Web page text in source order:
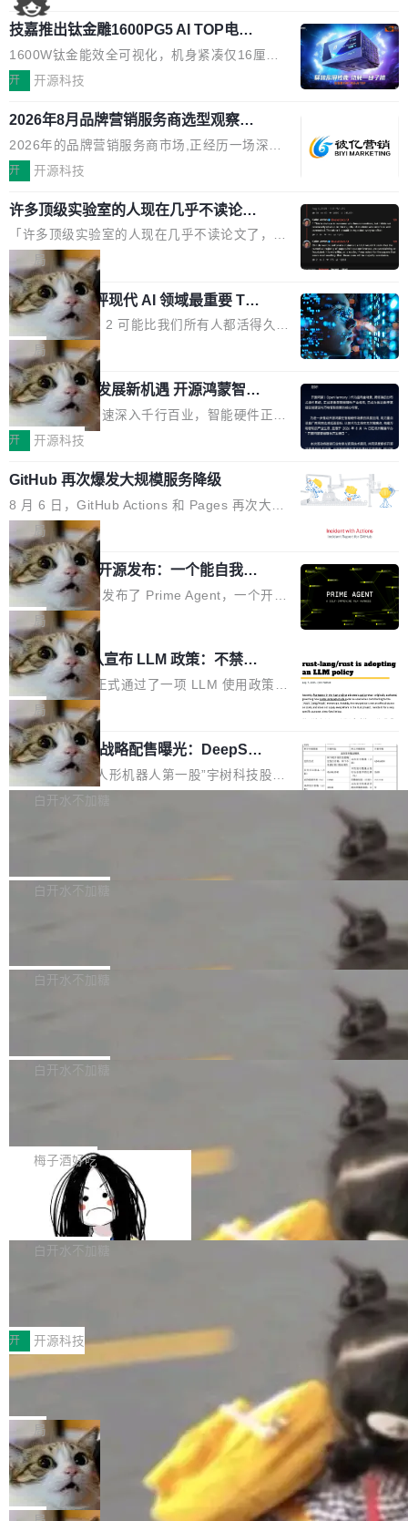
了，你为什么还要再做一个"，我都觉得这个问题
问得好。 因为我自己也是从用户变成开发者的。
现有产品的天花板 我用过不少 AI 浏览器插件。
刚开始觉得都挺好——选中一段文字，弹出解
要。但用久了你会发现，它们本质上都是同一类
东西：一个带网页上下文的聊天框。 它们能读取
页面的文本，然后把文本丢给大模型，再返回一
段回答。仅此而已。 这当然有用，但总觉得差点
意思。比如我在一个后台管理系统里，需要填50
个表单字段，每个字段还有联动逻辑；比如我
想...
技嘉推出钛金雕1600PG5 AI TOP电
源：为发烧级主机与本地AI算力打造旗
舰供电方案
1600W钛金能效全可视化，机身紧凑仅16厘米
继2026台北电脑展首度亮相后，技嘉科技近日正
电源专为发烧级DIY主机与本地AI算力平台打
造，整机长度仅16厘米，提供1600W额定功率
与80PLUS钛金能效；支持ATX 3.1与PCIe 5.1
规范，结合服务器级元件、完善供电线材与内置
实时LCD监控屏，可充分满足当下高阶PC主机
的严苛使用需求。 澎湃功率，紧凑机身 钛金雕1
600PG5 AI TOP具备强悍输出功率，同时实现
机身尺寸大幅精简。整机长度仅16厘米，属于同
功率段机身尺寸十分紧凑的1600W电源产品。小
巧机身有效提升市面主流标准A...
开 开源科技
2026年8月品牌营销服务商选型观察：
从流量思维到品牌资产思维的范式转移
2026年的品牌营销服务商市场,正经历一场深刻
的价值重构。全球全案品牌代理机构市场从2025
复合增长率达5.44%,预计2032年将突破120亿美
元。数字广告与公共关系相关服务市场更是从20
25年的8463亿美元扩张至2026年的8763亿美
元。数字的背后是一个清晰的事实——品牌对专
业化营销服务的需求从未如此迫切。 但市场扩容
的同时,服务商的竞争逻辑正在改变。2026年Top
Agency年度合辑的观察指出,“产品”这个离消费
者最近的载体,在整个品牌营销层面的权重显著变
高了。全域营销服务商的竞争正在从规模转向深
度,案例厚度、全域覆盖、多线协同...
开 开源科技
许多顶级实验室的人现在几乎不读论文
了
「许多顶级实验室的人现在几乎不读论文了，而
且他们认为 ICLR/ICML/NeurIPS 充斥着大量过
度宣传和欺诈。」 OpenAI 研究员 Keller Jorda
n 这条推文引发了广泛讨论。他不是在说风凉
话，他是说出了一个圈内人尽皆知但很少公开捅
破的事实。 Jordan 随后补充了一句软化声明：
「我不认为这些会议上大部分论文都在过度宣传
或造假。问题是，作为读者，如果你筛选出那些
看起来最令人兴奋的论文，那它们大部分都是过
度宣传的。」 这才是真正的痛点。不是所有论文
都有问题，是最吸引眼球的那批论文最有问题。
他引用的帖子来自 Mathew Shen，一位 ICLR 2
026 的读者：「看了篇 ...
局
xAI 前工程师评现代 AI 领域最重要 Top
3 开源项目
Flash Attention 2 可能比我们所有人都活得久。
这句话不是来自某个技术博客，而是出自 Hieu
Pham 的一条推文。Hieu Pham 是谁？他是 xAI
的早期工程师之一，在 Grok 训练基础设施团队
工作过。近日他在 X 上发了一条帖子，列出了他
认为现代 AI 领域最重要的三个开源项目。 第一
理由很具体。FA 系列不需要解释，但 FA2 是他
认为最重要的一个——复杂度恰到好处，刚好能
驱动你去学 CuTe，但还没被那些"邪恶的" Hopp
er++ 优化所淹没，足够容易修改和适配。 更关
键的是 FA2 的持久性...
局
共商智能硬件发展新机遇 开源鸿蒙智能
硬件开发者日杭州站即将举行
随着万物智联加速深入千行百业，智能硬件正从
单点设备迈向智能化、网联化、协同化发展。作
鸿蒙通过统一技术底座和分布式能力，为不同类
型智能设备的开发、连接与互联提供关键支撑，
也为产业链企业探索产品创新与商业增长打开新
的空间。 8月14日，开源鸿蒙智能硬件开发者日
（OHDD：OpenHarmony Hardware Develope
r Day）将在杭州启航。活动面向智能硬件产业
链企业和开发者，邀请行业专家与资深技术顾
问，围绕开源鸿蒙技术能力、设备适配、芯片适
配、功耗与稳定性调优、兼容性测评及统一互联
等内容展开系统讲解和实战交流，帮助企业进一
步了解开源鸿蒙在智能...
开 开源科技
GitHub 再次爆发大规模服务降级
8 月 6 日，GitHub Actions 和 Pages 再次大规
模服务降级，Actions 完全不可用超过 5 小时，
webhook 停发，连自托管 runner 也因调度层故
障无法工作。Pages、Copilot code review、C
opilot coding agent 全部受影响。从检测到完全
恢复，大约 12 小时。 这是 2026 年 8 月的第六
起事故，其中四起与 AI/Copilot 服务相关。 Git
Hub 员工 kdaigle 在 HN 讨论中贴出了一组数
据：2025 年全年 10 亿次 commit。现在，每周
2.75 亿次，全年预计 140 亿次。GitHub...
局
Prime Agent 开源发布：一个能自我改
进的编程 Agent，ARC-AGI 3 超越人类
专家基线
Prime Intellect 发布了 Prime Agent，一个开源
的编程 Agent Harness，核心设计围绕两个抽
象：Recursive Language Model（RLM）和 C
ontinual Harness。在 ARC-AGI 3 基准测试
上，Prime Agent + Opus 5 的组合达到了 95.
5% RHAE Best@1，超过了 ARC 报告的人类专
家基线 95.4%。 不是又一个 coding agent 包装
器 Prime Agent 的架构和市面上大多数 coding
agent 有本质区别。大多数 agent harness 的设
计是基于早期模型的能力—...
局
Rust 项目团队宣布 LLM 政策：不禁
止，但你要承认哪些代码不是你写的
Rust 语言项目正式通过了一项 LLM 使用政策，
覆盖 rust-lang/rust 单一仓库的代码贡献。这不
是项目级别的官方立场，目前由五个团队采纳，
但它可能是主流开源项目中关于 AI 辅助贡献最
细致的一份规则。 政策的核心只有一句话：LLM
可以用来分析、提炼、审阅、建议，但不能用来
不得生成涉及安全性的关键变更，除非作者本身
局
宇树科技 IPO 战略配售曝光：DeepSe
ek 获配 93.3 万股，锁定 36 个月
8月6日晚间，“人形机器人第一股”宇树科技股份
有限公司披露IPO发行价格及战略配售结果，杭
36个月。 公告显示，本次宇树科技战略配售对
员工参与设立的专项资产管理计划。其中，Dee
获配9...
白开水不加糖
Bug fixes and enhancements 修复多次传递同
一个回归问题，该问题导致拉取镜像时会拒绝包
题，该问题可能导致在旧版 Linux 内核...
白开水不加糖
e 孵化器项目管理委员会（IPMC）投票中获得
P）！这一里程碑不仅标志着 Fluss 迈入新的发
白开水不加糖
长期停止内容更新，未能实现其作为“AI版维基百
提交的编辑请求也长期处于待处理状态。 Groki
pedia 于去年底上线，定位为由人工智能生成内
容的百科平台，被马斯克视为传统众包百科网站
维基百科的替代方案。Lawfare 调查发现，无论
热门页面还是低关注度页面，均未出现近期更
白开水不加糖
是这样的：配 MessageSource 的 Bean、写 R
eloadableResourceBundleMessageSource、
声明 LocaleResolver、注册 LocaleChangeInt
erceptor…五六步之后才能看到第一行翻译文
本。 Solon 换了个方式。整个 i18n 模块围绕三
梅子酒好吃
Apache Doris 4.1 全面增强 Iceberg：
支持 UPDATE、MERGE INTO 与 Iceb
erg V3
Apache Doris 4.1 要补齐的，正是缺失的那一
半。在已有查询能力的基础上，Doris 进一步支
常维护操作，并完整支持 Iceberg V3 格式。
白开水不加糖
村国家自主创新示范区会议中心开幕。本届大会
由中关村智联软件服务业质量创新联盟主办，以
“智构可信·质创未来——AI原生时代的质量新范
式”为主题，直面AI从实验室走向规模化产业落地
的核心质量命题。会上，《2026智能研发生产力
工具选型手册》发布，Testin云测的Testin XAge
nt智能测试系统入选AI测试领域代表产品。对CI
O而言，这提示了一个转变：AI测试正在从效率
工具升级为企业的质量基础设施。 CIO面对的新
开 开源科技
让非法状态不可表示：一篇关于 ADT
有一种东西，一旦用过就回不去了。Alex Fedos
eev 管它叫"软件设计的基石"。 他说的东西不新
鲜——代数数据类型（ADT），尤其是和类型
（sum type）。但他说清楚了一件事：这不是类
型系统的学术体操，是日常编码的思维方式。 文
章从一个简单的例子切入。一个网站的深色主题
局
Cloudflare 开源内部企业 AI 平台 Clou
dflare OS
Cloudflare 发布了一个开源项目 Cloudflare O
S。如果你只看官方博客，你会觉得这是又一